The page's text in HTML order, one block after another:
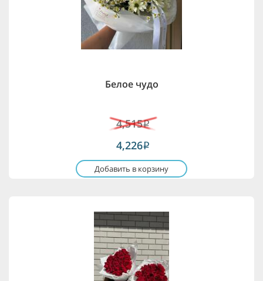
Белое чудо
4,515i
4,226i
Добавить в корзину